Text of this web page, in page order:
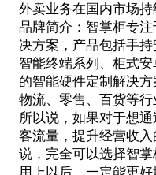
外卖业务在国内市场持
品牌简介：智掌柜专
决方案，产品包括手
智能终端系列、柜式
的智能硬件定制解决方
物流、零售、百货等行
所以说，如果对于想
客流量，提升经营收
说，完全可以选择智掌